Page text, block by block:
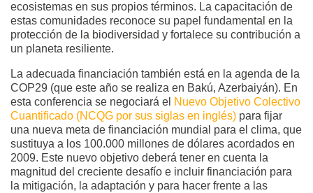
ecosistemas en sus propios términos. La capacitación de
estas comunidades reconoce su papel fundamental en la
protección de la biodiversidad y fortalece su contribución a
un planeta resiliente.
La adecuada financiación también está en la agenda de la
COP29 (que este año se realiza en Bakú, Azerbaiyán). En
esta conferencia se negociará el Nuevo Objetivo Colectivo
Cuantificado (NCQG por sus siglas en inglés) para fijar
una nueva meta de financiación mundial para el clima, que
sustituya a los 100.000 millones de dólares acordados en
2009. Este nuevo objetivo deberá tener en cuenta la
magnitud del creciente desafío e incluir financiación para
la mitigación, la adaptación y para hacer frente a las